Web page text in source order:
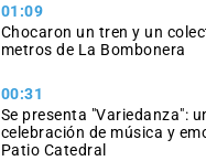
01:09
Chocaron un tren y un
metros de La Bombonera
00:31
Se presenta "Variedanza":
celebración de música y
Patio Catedral